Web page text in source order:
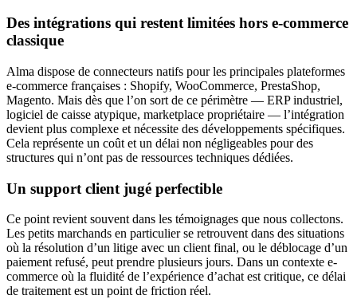
Des intégrations qui restent limitées hors e-commerce
classique
Alma dispose de connecteurs natifs pour les principales plateformes
e-commerce françaises : Shopify, WooCommerce, PrestaShop,
Magento. Mais dès que l’on sort de ce périmètre — ERP industriel,
logiciel de caisse atypique, marketplace propriétaire — l’intégration
devient plus complexe et nécessite des développements spécifiques.
Cela représente un coût et un délai non négligeables pour des
structures qui n’ont pas de ressources techniques dédiées.
Un support client jugé perfectible
Ce point revient souvent dans les témoignages que nous collectons.
Les petits marchands en particulier se retrouvent dans des situations
où la résolution d’un litige avec un client final, ou le déblocage d’un
paiement refusé, peut prendre plusieurs jours. Dans un contexte e-
commerce où la fluidité de l’expérience d’achat est critique, ce délai
de traitement est un point de friction réel.